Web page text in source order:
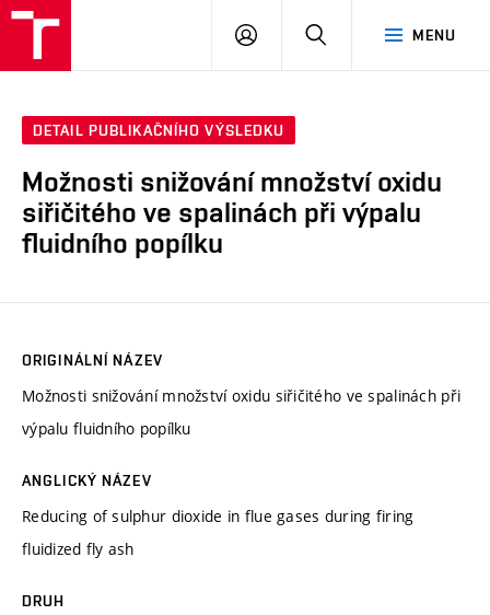
MENU
PŘIHLÁSIT
DETAIL PUBLIKAČNÍHO VÝSLEDKU
Možnosti snižování množství oxidu
siřičitého ve spalinách při výpalu
fluidního popílku
ORIGINÁLNÍ NÁZEV
Možnosti snižování množství oxidu siřičitého ve spalinách při
výpalu fluidního popílku
ANGLICKÝ NÁZEV
Reducing of sulphur dioxide in flue gases during firing
fluidized fly ash
DRUH